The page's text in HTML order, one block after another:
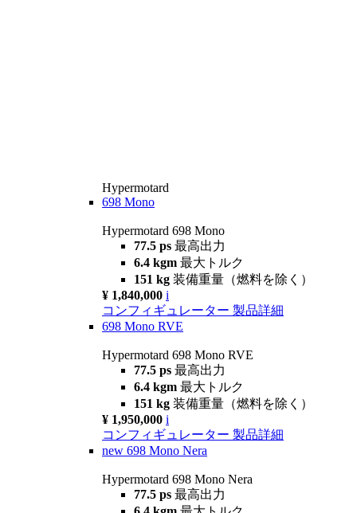
Hypermotard
698 Mono
Hypermotard 698 Mono
77.5 ps 最高出力
6.4 kgm 最大トルク
151 kg 装備重量（燃料を除く）
¥ 1,840,000 i
コンフィギュレーター 製品詳細
698 Mono RVE
Hypermotard 698 Mono RVE
77.5 ps 最高出力
6.4 kgm 最大トルク
151 kg 装備重量（燃料を除く）
¥ 1,950,000 i
コンフィギュレーター 製品詳細
new 698 Mono Nera
Hypermotard 698 Mono Nera
77.5 ps 最高出力